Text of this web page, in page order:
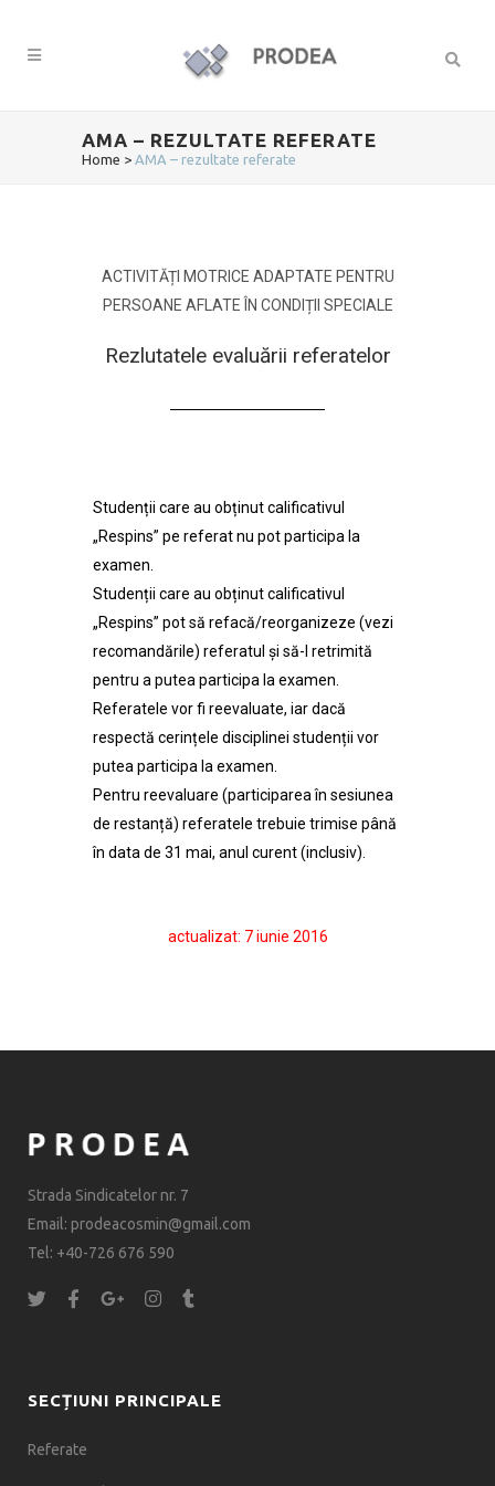
AMA – REZULTATE REFERATE
Home > AMA – rezultate referate
ACTIVITĂȚI MOTRICE ADAPTATE PENTRU
PERSOANE AFLATE ÎN CONDIȚII SPECIALE
Rezlutatele evaluării referatelor
Studenții care au obținut calificativul
„Respins” pe referat nu pot participa la
examen.
Studenții care au obținut calificativul
„Respins” pot să refacă/reorganizeze (vezi
recomandările) referatul și să-l retrimită
pentru a putea participa la examen.
Referatele vor fi reevaluate, iar dacă
respectă cerințele disciplinei studenții vor
putea participa la examen.
Pentru reevaluare (participarea în sesiunea
de restanță) referatele trebuie trimise până
în data de 31 mai, anul curent (inclusiv).
actualizat: 7 iunie 2016
Strada Sindicatelor nr. 7
Email: prodeacosmin@gmail.com
Tel: +40-726 676 590
SECȚIUNI PRINCIPALE
Referate